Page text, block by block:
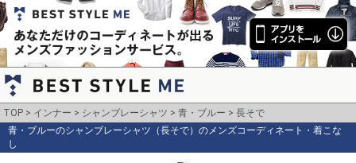
TOP インナー シャンブレーシャツ 青・ブルー
長そで
青・ブルーのシャンブレーシャツ（長そで）のメンズコーディネート・着こな
し